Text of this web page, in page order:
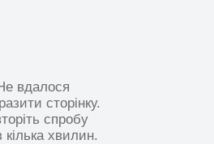
вдалося
сторінку.
спробу
кілька хвилин.